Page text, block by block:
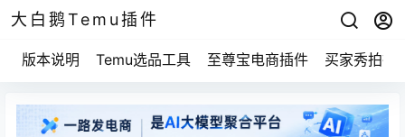
大白鹅Temu插件
版本说明 Temu选品工具 至尊宝电商插件 买家秀拍摄